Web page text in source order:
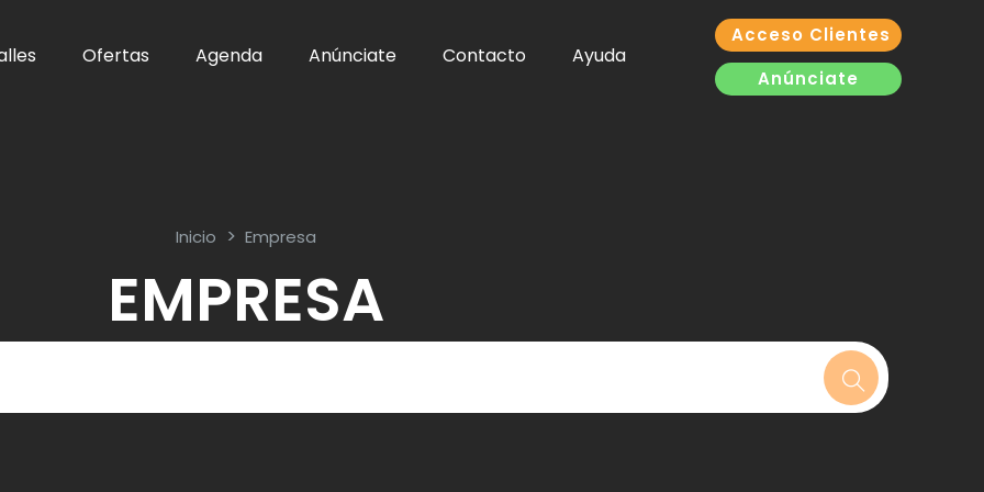
Ofertas Agenda Anúnciate Contacto Ayuda
Acceso Clientes
Anúnciate
Inicio Empresa
EMPRESA